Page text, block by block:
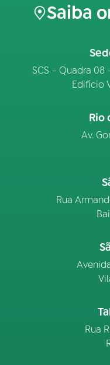
Saiba
SCS – Quadra 08
Edifício
Rio
Av.
Rua
Rua